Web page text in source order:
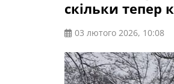
скільки тепер
03 лютого 2026, 10:08